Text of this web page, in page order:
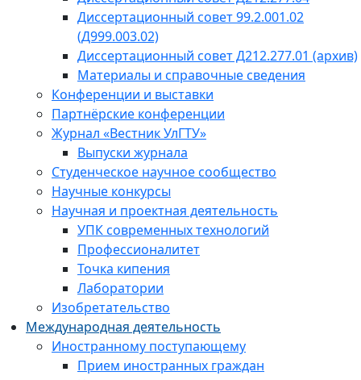
Диссертационный совет 99.2.001.02
(Д999.003.02)
Диссертационный совет Д212.277.01 (архив)
Материалы и справочные сведения
Конференции и выставки
Партнёрские конференции
Журнал «Вестник УлГТУ»
Выпуски журнала
Студенческое научное сообщество
Научные конкурсы
Научная и проектная деятельность
УПК современных технологий
Профессионалитет
Точка кипения
Лаборатории
Изобретательство
Международная деятельность
Иностранному поступающему
Прием иностранных граждан